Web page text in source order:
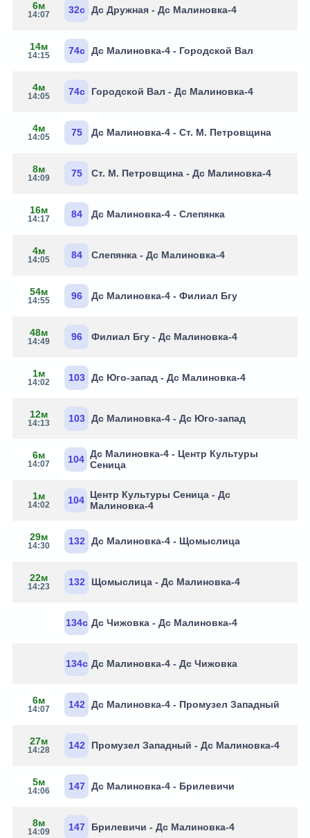
6м
14:07 32с Дс Дружная - Дс Малиновка-4
14м
14:15 74с Дс Малиновка-4 - Городской Вал
4м
14:05 74с Городской Вал - Дс Малиновка-4
4м
14:05 75 Дс Малиновка-4 - Ст. М. Петровщина
8м
14:09 75 Ст. М. Петровщина - Дс Малиновка-4
16м
14:17 84 Дс Малиновка-4 - Слепянка
4м
14:05 84 Слепянка - Дс Малиновка-4
54м
14:55 96 Дс Малиновка-4 - Филиал Бгу
48м
14:49 96 Филиал Бгу - Дс Малиновка-4
1м
14:02 103 Дс Юго-запад - Дс Малиновка-4
12м
14:13 103 Дс Малиновка-4 - Дс Юго-запад
6м
14:07 104 Дс Малиновка-4 - Центр Культуры
Сеница
1м
14:02 104 Центр Культуры Сеница - Дс
Малиновка-4
29м
14:30 132 Дс Малиновка-4 - Щомыслица
22м
14:23 132 Щомыслица - Дс Малиновка-4
134с Дс Чижовка - Дс Малиновка-4
134с Дс Малиновка-4 - Дс Чижовка
6м
14:07 142 Дс Малиновка-4 - Промузел Западный
27м
14:28 142 Промузел Западный - Дс Малиновка-4
5м
14:06 147 Дс Малиновка-4 - Брилевичи
8м
14:09 147 Брилевичи - Дс Малиновка-4